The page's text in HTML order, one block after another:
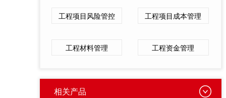
工程项目风险管控 工程项目成本管理
工程材料管理 工程资金管理
相关产品